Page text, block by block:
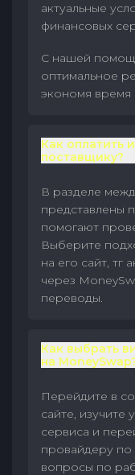
актуальные
финансовых
С нашей
оптимальное
экономя время
Как оплатить
поставщику?
В разделе
представлены
помогают
Выберите
на его сайт, тг
через
переводы.
Как выбрать
на
Перейдите в
сайте, изучите
сервиса и
провайдеру по
вопросы по